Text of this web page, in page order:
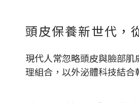
頭皮保養新世代，
現代人常忽略頭皮與臉部
理組合，以外泌體科技結合